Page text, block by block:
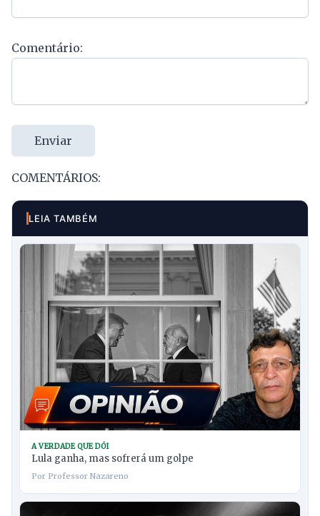
Comentário:
Enviar
COMENTÁRIOS:
LEIA TAMBÉM
A VERDADE QUE DÓI
Lula ganha, mas sofrerá um golpe
Por Professor Nazareno